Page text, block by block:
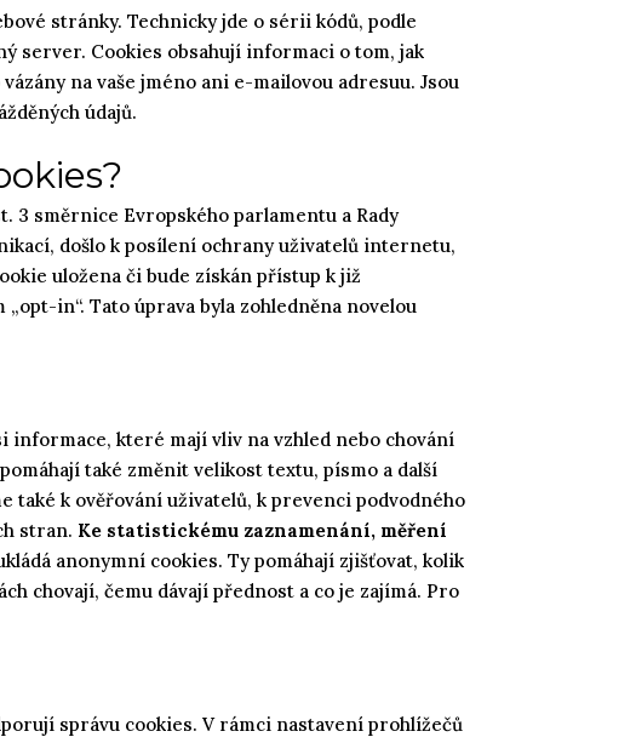
stránky. Technicky jde o sérii kódů, podle
server. Cookies obsahují informaci o tom, jak
na vaše jméno ani e-mailovou adresuu. Jsou
údajů.
3 směrnice Evropského parlamentu a Rady
došlo k posílení ochrany uživatelů internetu,
uložena či bude získán přístup k již
in“. Tato úprava byla zohledněna novelou
informace, které mají vliv na vzhled nebo chování
také změnit velikost textu, písmo a další
také k ověřování uživatelů, k prevenci podvodného
stran. Ke statistickému zaznamenání, měření
anonymní cookies. Ty pomáhají zjišťovat, kolik
chovají, čemu dávají přednost a co je zajímá. Pro
správu cookies. V rámci nastavení prohlížečů